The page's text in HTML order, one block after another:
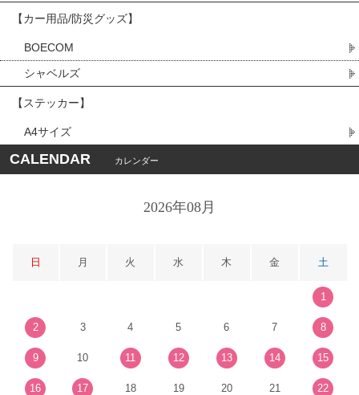
【カー用品/防災グッズ】
BOECOM
シャベルズ
【ステッカー】
A4サイズ
CALENDAR カレンダー
2026年08月
日 月 火 水 木 金 土
1
2 3 4 5 6 7 8
9 10 11 12 13 14 15
16 17 18 19 20 21 22